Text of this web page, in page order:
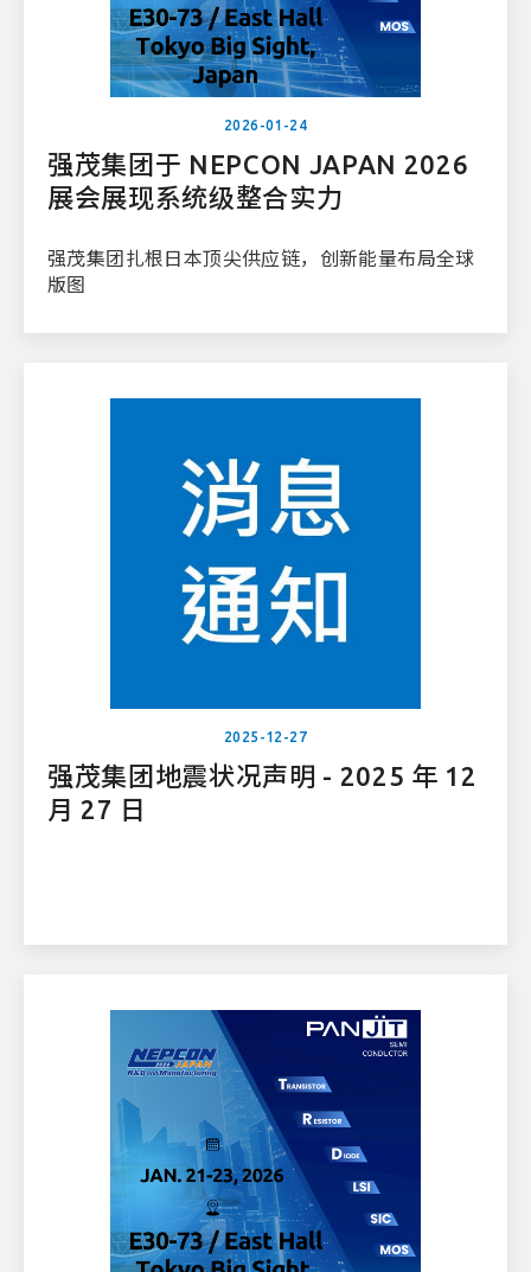
2026-01-24
强茂集团于 NEPCON JAPAN 2026
展会展现系统级整合实力
强茂集团扎根日本顶尖供应链，创新能量布局全球
版图
2025-12-27
强茂集团地震状况声明 - 2025 年 12
月 27 日